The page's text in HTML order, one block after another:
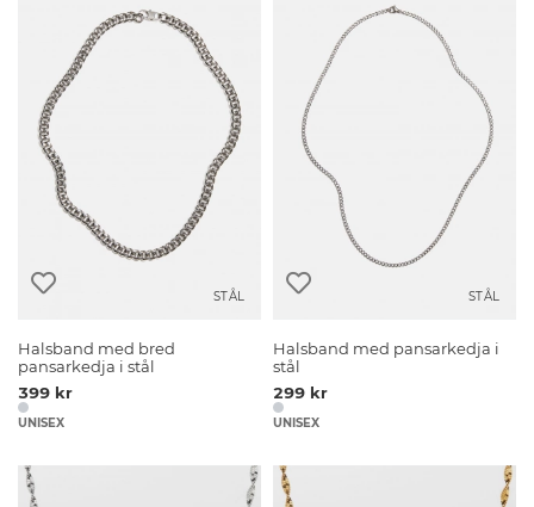
STÅL
Halsband med bred
pansarkedja i stål
399 kr
UNISEX
STÅL
Halsband med pansarkedja i
stål
299 kr
UNISEX